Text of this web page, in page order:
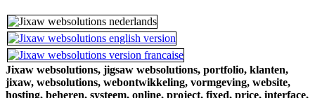
Jixaw websolutions, jigsaw websolutions, portfolio, klanten,
jixaw, websolutions, webontwikkeling, vormgeving, website,
hosting, beheren, systeem, online, project, fixed, price, interface,